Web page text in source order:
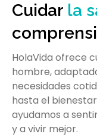
Cuidar la
HolaVida ofrece
hombre,
necesidades
hasta el
ayudamos a
y a vivir mejor.
HolaVida
Los hombres
atención
pérdida de peso,
cabello, guiado
Empezar